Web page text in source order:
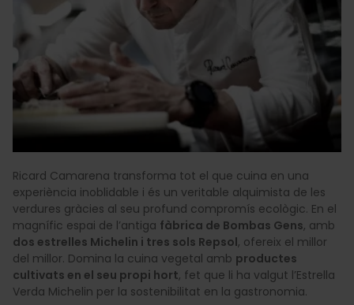
Ricard Camarena transforma tot el que cuina en una
experiència inoblidable i és un veritable alquimista de les
verdures gràcies al seu profund compromís ecològic. En el
magnífic espai de l’antiga fàbrica de Bombas Gens, amb
dos estrelles Michelin i tres sols Repsol, ofereix el millor
del millor. Domina la cuina vegetal amb productes
cultivats en el seu propi hort, fet que li ha valgut l’Estrella
Verda Michelin per la sostenibilitat en la gastronomia.